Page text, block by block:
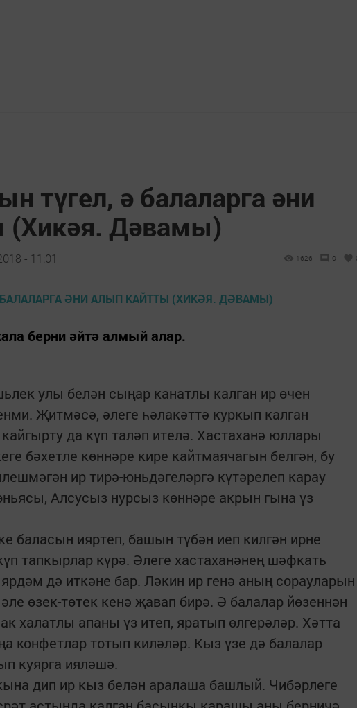
түгел, ә балаларга әни
(Хикәя. Дәвамы)
- 11:01 1626 0
берни әйтә алмый алар.
улы белән сыңар канатлы калган ир өчен
Җитмәсә, әлеге һәлакәттә куркып калган
да күп таләп ителә. Хастаханә юллары
бәхетле көннәре кире кайтмаячагын белгән, бу
ир тирә-юньдәгеләргә күтәрелеп карау
Алсусыз нурсыз көннәре акрын гына үз
баласын ияртеп, башын түбән иеп килгән ирне
тапкырлар күрә. Әлеге хастаханәнең шәфкать
дә иткәне бар. Ләкин ир генә аның сорауларын
өзек-төтек кенә җавап бирә. Ә балалар йөзеннән
халатлы апаны үз итеп, яратып өлгерәләр. Хәтта
конфетлар тотып киләләр. Кыз үзе дә балалар
куярга ияләшә.
дип ир кыз белән аралаша башлый. Чибәрлеге